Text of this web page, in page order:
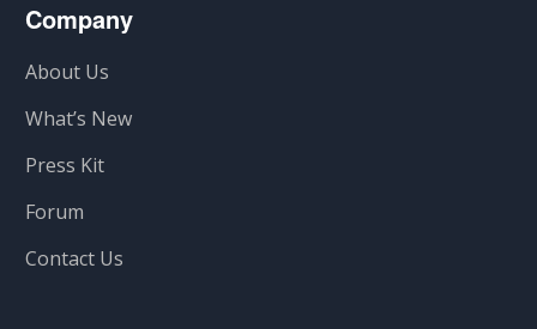
Company
About Us
What’s New
Press Kit
Forum
Contact Us